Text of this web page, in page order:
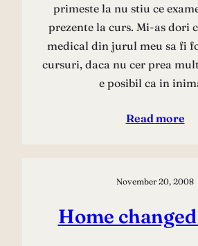
primeste la nu stiu ce
prezente la curs. Mi-as dori
medical din jurul meu sa fi
cursuri, daca nu cer prea
e posibil ca in
Read more
November 20, 2008
Home